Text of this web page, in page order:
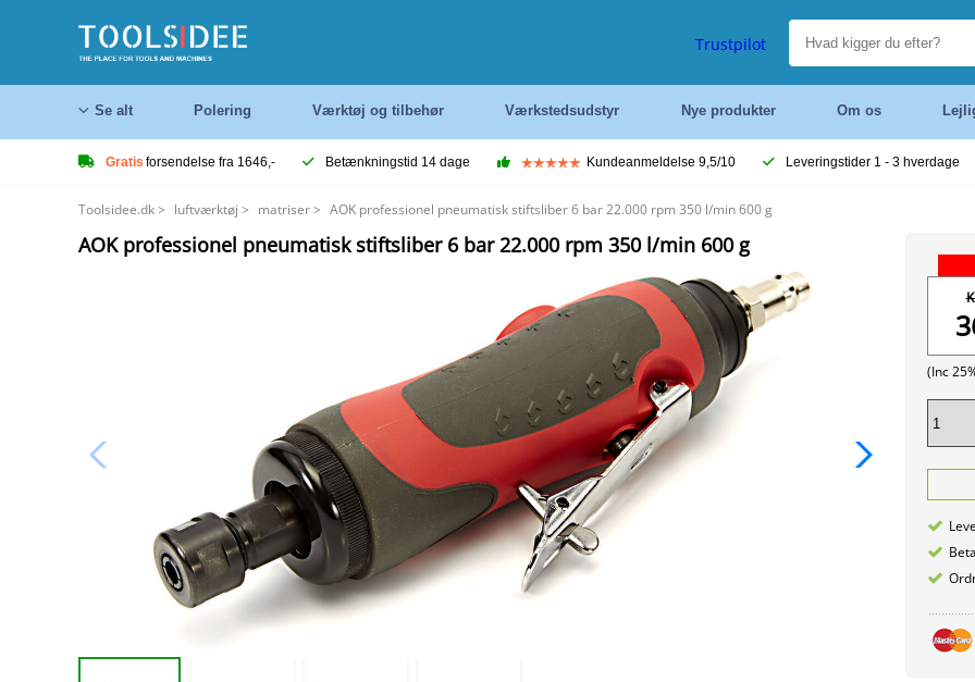
Trustpilot
Se alt Polering Værktøj og tilbehør Værkstedsudstyr Nye produkter Om os
Gratis forsendelse fra 1646,- Betænkningstid 14 dage Kundeanmeldelse 9,5/10 Leveringstider 1 - 3 hverdage
Toolsidee.dk> luftværktøj > matriser> AOK professionel pneumatisk stiftsliber 6 bar 22.000 rpm 350 l/min 600 g
AOK professionel pneumatisk stiftsliber 6 bar 22.000 rpm 350 l/min 600 g
(Inc